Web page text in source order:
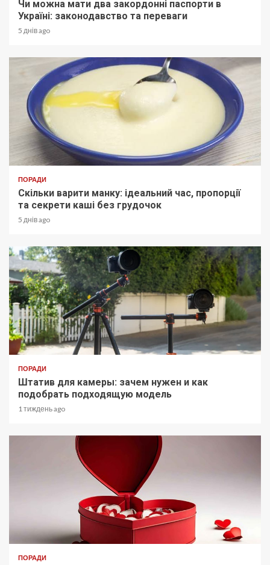
Чи можна мати два закордонні паспорти в
Україні: законодавство та переваги
5 днів ago
ПОРАДИ
Скільки варити манку: ідеальний час, пропорції
та секрети каші без грудочок
5 днів ago
ПОРАДИ
Штатив для камеры: зачем нужен и как
подобрать подходящую модель
1 тиждень ago
ПОРАДИ